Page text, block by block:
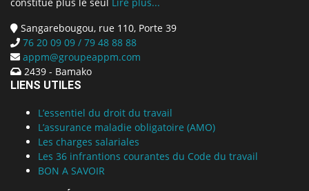
Sangarebougou, rue 110, Porte 39
76 20 09 09 / 79 48 88 88
appm@groupeappm.com
2439 - Bamako
LIENS UTILES
L’essentiel du droit du travail
L’assurance maladie obligatoire (AMO)
Les charges salariales
Les 36 infrantions courantes du Code du travail
BON A SAVOIR